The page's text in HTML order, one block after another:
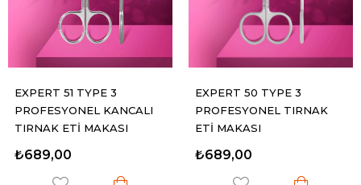
EXPERT 51 TYPE 3
PROFESYONEL KANCALI
TIRNAK ETİ MAKASI
₺689,00
EXPERT 50 TYPE 3
PROFESYONEL TIRNAK
ETİ MAKASI
₺689,00